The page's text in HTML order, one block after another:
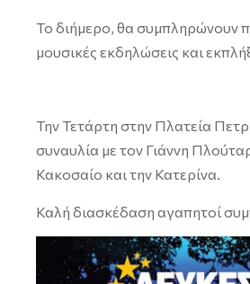
Το διήμερο, θα συμπληρώνουν
μουσικές εκδηλώσεις και
Την Τετάρτη στην Πλατεία
συναυλία με τον Γιάννη
Κακοσαίο και την Κατερίνα.
Καλή διασκέδαση αγαπητοί